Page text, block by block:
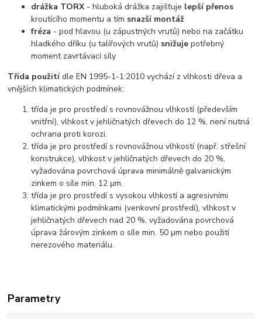
drážka TORX- hluboká drážka zajišťuje lepší přenos
kroutícího momentu a tím snazší montáž
fréza - pod hlavou (u zápustných vrutů) nebo na začátku
hladkého dříku (u talířových vrutů) snižujepotřebný
moment zavrtávací síly
Třída použitídle EN 1995-1-1:2010 vychází z vlhkosti dřeva a
vnějších klimatických podmínek:
třída je pro prostředí s rovnovážnou vlhkostí (především
vnitřní), vlhkost v jehličnatých dřevech do 12 %, není nutná
ochrana proti korozi.
třída je pro prostředí s rovnovážnou vlhkostí (např. střešní
konstrukce), vlhkost v jehličnatých dřevech do 20 %,
vyžadována povrchová úprava minimálně galvanickým
zinkem o síle min. 12 μm.
třída je pro prostředí s vysokou vlhkostí a agresivními
klimatickými podmínkami (venkovní prostředí), vlhkost v
jehličnatých dřevech nad 20 %, vyžadována povrchová
úprava žárovým zinkem o síle min. 50 μm nebo použití
nerezového materiálu.
Parametry